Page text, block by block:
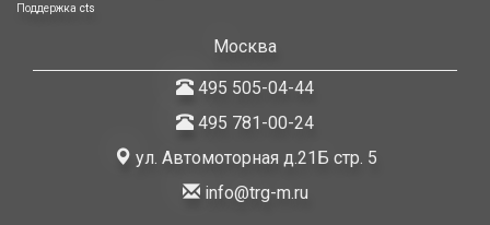
Поддержка cts
Москва
495 505-04-44
495 781-00-24
ул. Автомоторная д.21Б стр. 5
info@trg-m.ru